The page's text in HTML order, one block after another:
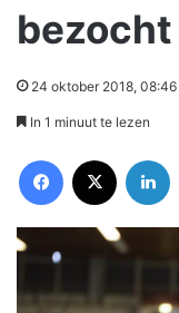
bezocht
24 oktober 2018, 08:46
In 1 minuut te lezen